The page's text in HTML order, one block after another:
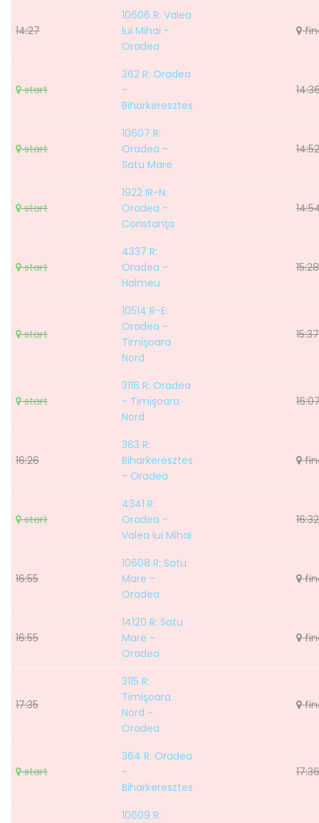
14:27
10606 R: Valea
lui Mihai -
Oradea
start
362 R: Oradea
-
Biharkeresztes
start
10607 R:
Oradea -
Satu Mare
14:52
start
1922 IR-N:
Oradea -
Constanţa
start
4337 R:
Oradea -
Halmeu
15:28
start
10514 R-E:
Oradea -
Timişoara
Nord
15:37
start
3116 R: Oradea
- Timişoara
Nord
16:26
363 R:
Biharkeresztes
- Oradea
start
4341 R:
Oradea -
Valea lui Mihai
16:32
16:55
10608 R: Satu
Mare -
Oradea
16:55
14120 R: Satu
Mare -
Oradea
17:35
3115 R:
Timişoara
Nord -
Oradea
start
364 R: Oradea
-
Biharkeresztes
17:36
10609 R: